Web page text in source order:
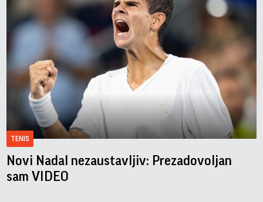
TENIS
Novi Nadal nezaustavljiv: Prezadovoljan
sam VIDEO